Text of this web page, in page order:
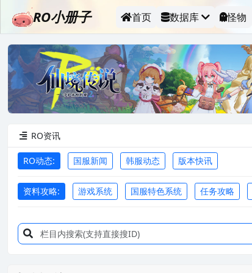
RO小册子 首页 数据库 怪物
 RO资讯
RO动态: 国服新闻 韩服动态 版本快讯
资料攻略: 游戏系统 国服特色系统 任务攻略